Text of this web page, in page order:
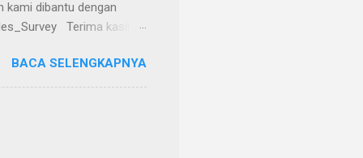
kami dibantu dengan
Terima kasih
BACA SELENGKAPNYA